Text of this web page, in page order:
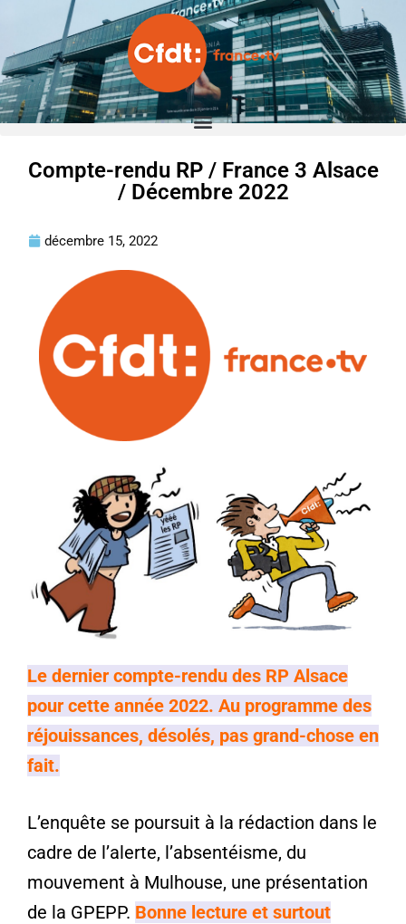
Compte-rendu RP / France 3 Alsace
/ Décembre 2022
décembre 15, 2022
Le dernier compte-rendu des RP Alsace
pour cette année 2022. Au programme des
réjouissances, désolés, pas grand-chose en
fait.
L’enquête se poursuit à la rédaction dans le
cadre de l’alerte, l’absentéisme, du
mouvement à Mulhouse, une présentation
de la GPEPP. Bonne lecture et surtout